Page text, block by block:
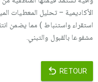
الأكاديمية – تحليل المعطيات
استقراء واستنباط ) مما يضمن
مشفوعا بالقبول والتبني.
RETOUR